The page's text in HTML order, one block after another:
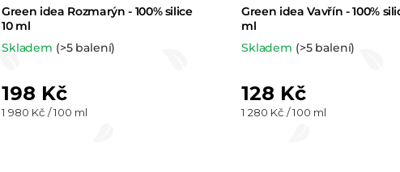
t
Green idea Rozmarýn - 100% silice
10 ml
Skladem (>5 balení)
198 Kč
Měrná
1 980 Kč / 100 ml
Green idea Vavřín - 100%
ml
Skladem (>5 balení)
128 Kč
Měrná
1 280 Kč / 100 ml